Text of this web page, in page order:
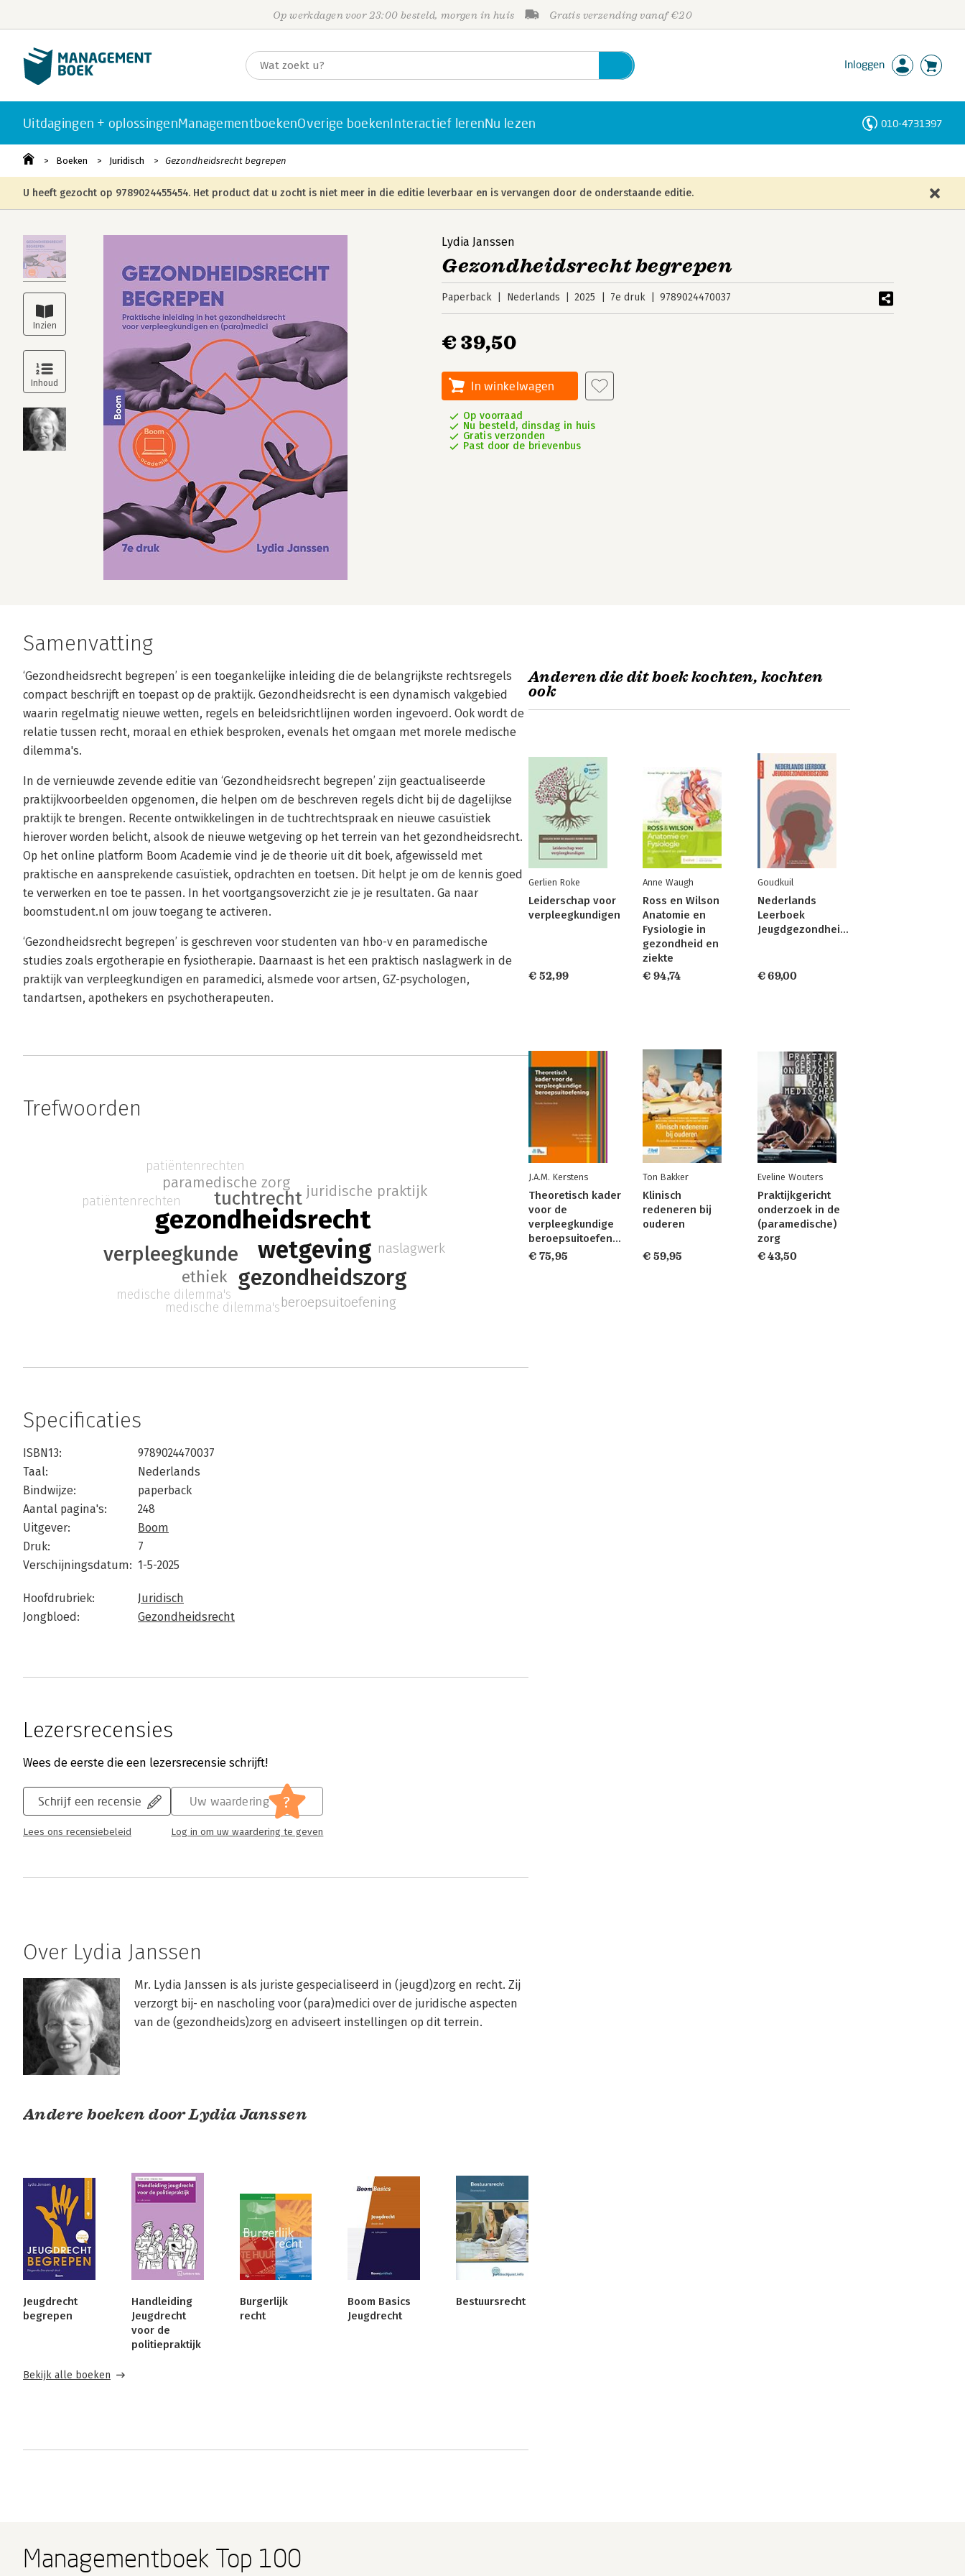
Op werkdagen voor 23:00 besteld, morgen in huis Gratis verzending vanaf €20
Inloggen
Uitdagingen + oplossingenManagementboekenOverige boekenInteractief lerenNu lezen 010-4731397
Boeken Juridisch Gezondheidsrecht begrepen
U heeft gezocht op 9789024455454. Het product dat u zocht is niet meer in die editie leverbaar en is vervangen door de onderstaande editie.
Lydia Janssen
Gezondheidsrecht begrepen
Paperback Nederlands 2025 7e druk 9789024470037
€ 39,50
In winkelwagen
Op voorraad
Nu besteld, dinsdag in huis
Gratis verzonden
Past door de brievenbus
Samenvatting
‘Gezondheidsrecht begrepen’ is een toegankelijke inleiding die de belangrijkste rechtsregels
compact beschrijft en toepast op de praktijk. Gezondheidsrecht is een dynamisch vakgebied
waarin regelmatig nieuwe wetten, regels en beleidsrichtlijnen worden ingevoerd. Ook wordt de
relatie tussen recht, moraal en ethiek besproken, evenals het omgaan met morele medische
dilemma's.
In de vernieuwde zevende editie van ‘Gezondheidsrecht begrepen’ zijn geactualiseerde
praktijkvoorbeelden opgenomen, die helpen om de beschreven regels dicht bij de dagelijkse
praktijk te brengen. Recente ontwikkelingen in de tuchtrechtspraak en nieuwe casuïstiek
hierover worden belicht, alsook de nieuwe wetgeving op het terrein van het gezondheidsrecht.
Op het online platform Boom Academie vind je de theorie uit dit boek, afgewisseld met
praktische en aansprekende casuïstiek, opdrachten en toetsen. Dit helpt je om de kennis goed
te verwerken en toe te passen. In het voortgangsoverzicht zie je je resultaten. Ga naar
boomstudent.nl om jouw toegang te activeren.
‘Gezondheidsrecht begrepen’ is geschreven voor studenten van hbo-v en paramedische
studies zoals ergotherapie en fysiotherapie. Daarnaast is het een praktisch naslagwerk in de
praktijk van verpleegkundigen en paramedici, alsmede voor artsen, GZ-psychologen,
tandartsen, apothekers en psychotherapeuten.
Trefwoorden
gezondheidsrecht
wetgeving
gezondheidszorg
verpleegkunde
tuchtrecht
ethiek
paramedische zorg juridische praktijk
beroepsuitoefening
naslagwerk
medische dilemma's
patiëntenrechten
medische dilemma's
patiëntenrechten
Specificaties
ISBN13:
9789024470037
Taal:
Nederlands
Bindwijze:
paperback
Aantal pagina's:
248
Uitgever:
Boom
Druk:
7
Verschijningsdatum: 1-5-2025
Hoofdrubriek:
Juridisch
Jongbloed:
Gezondheidsrecht
Lezersrecensies
Wees de eerste die een lezersrecensie schrijft!
Schrijf een recensie
Lees ons recensiebeleid
Uw waardering ?
Log in om uw waardering te geven
Over Lydia Janssen
Mr. Lydia Janssen is als juriste gespecialiseerd in (jeugd)zorg en recht. Zij
verzorgt bij- en nascholing voor (para)medici over de juridische aspecten
van de (gezondheids)zorg en adviseert instellingen op dit terrein.
Andere boeken door Lydia Janssen
Jeugdrecht
begrepen
Handleiding
Jeugdrecht
voor de
politiepraktijk
Burgerlijk
recht
Boom Basics
Jeugdrecht
Bestuursrecht
Bekijk alle boeken
Anderen die dit boek kochten, kochten
ook
Gerlien Roke
Leiderschap voor
verpleegkundigen
€ 52,99
Anne Waugh
Ross en Wilson
Anatomie en
Fysiologie in
gezondheid en
ziekte
€ 94,74
Goudkuil
Nederlands
Leerboek
Jeugdgezondheidszorg
€ 69,00
J.A.M. Kerstens
Theoretisch kader
voor de
verpleegkundige
beroepsuitoefening
€ 75,95
Ton Bakker
Klinisch
redeneren bij
ouderen
€ 59,95
Eveline Wouters
Praktijkgericht
onderzoek in de
(paramedische)
zorg
€ 43,50
Managementboek Top 100
Personen
Trefwoorden